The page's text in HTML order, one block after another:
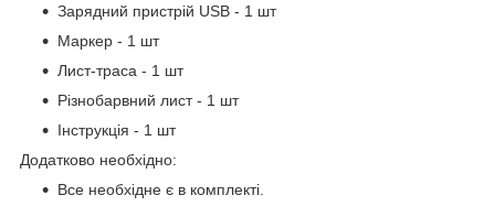
Зарядний пристрій USB - 1 шт
Маркер - 1 шт
Лист-траса - 1 шт
Різнобарвний лист - 1 шт
Інструкція - 1 шт
Додатково необхідно:
Все необхідне є в комплекті.